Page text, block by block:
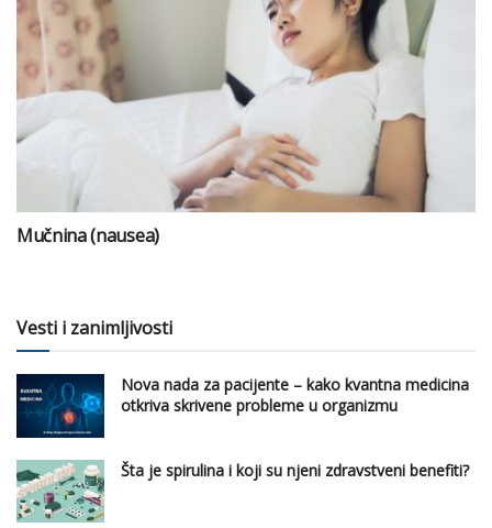
Mučnina (nausea)
Vesti i zanimljivosti
Nova nada za pacijente – kako kvantna medicina
otkriva skrivene probleme u organizmu
Šta je spirulina i koji su njeni zdravstveni benefiti?